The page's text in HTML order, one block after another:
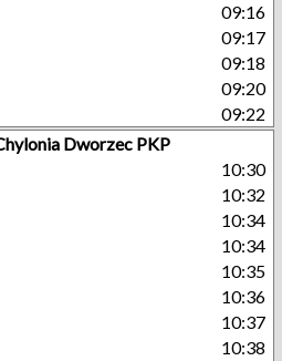
09:16
09:17
09:18
09:20
09:22
Dworzec PKP
10:30
10:32
10:34
10:34
10:35
10:36
10:37
10:38